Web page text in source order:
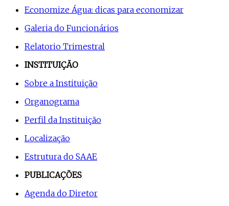
Economize Água: dicas para economizar
Galeria do Funcionários
Relatorio Trimestral
INSTITUIÇÃO
Sobre a Instituição
Organograma
Perfil da Instituição
Localização
Estrutura do SAAE
PUBLICAÇÕES
Agenda do Diretor